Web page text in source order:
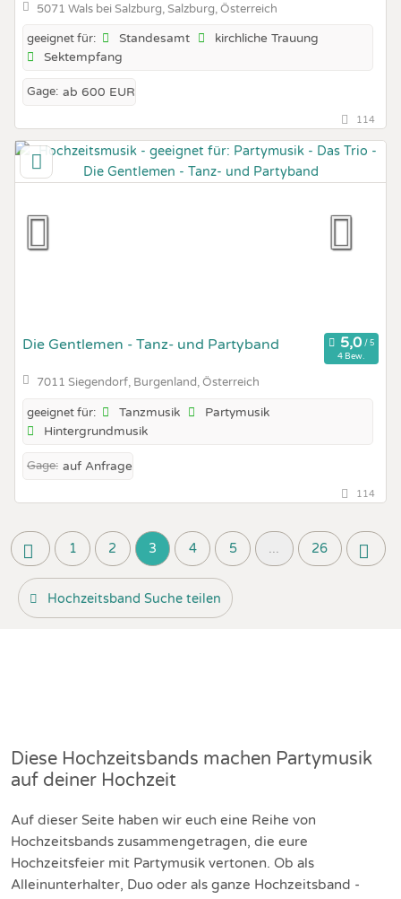
5071 Wals bei Salzburg, Salzburg, Österreich
geeignet für: Standesamt
kirchliche Trauung
Sektempfang
Gage: ab 600 EUR
114
Die Gentlemen - Tanz- und Partyband
4 Bew.
7011 Siegendorf, Burgenland, Österreich
geeignet für: Tanzmusik
Partymusik
Hintergrundmusik
Gage: auf Anfrage
114
1 2 3 4 5 ... 26
Hochzeitsband Suche teilen
Diese Hochzeitsbands machen Partymusik
auf deiner Hochzeit
Auf dieser Seite haben wir euch eine Reihe von
Hochzeitsbands zusammengetragen, die eure
Hochzeitsfeier mit Partymusik vertonen. Ob als
Alleinunterhalter, Duo oder als ganze Hochzeitsband -